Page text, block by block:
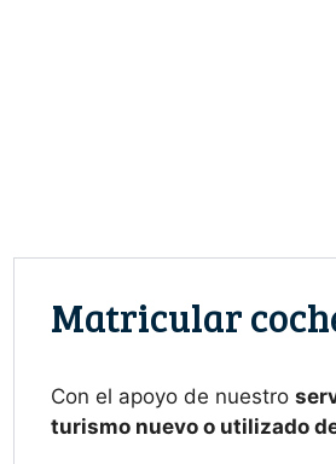
Matricular
Con el apoyo de nuestro
turismo nuevo o utilizado